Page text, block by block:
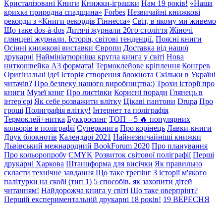
Кристалізовані Книги Книжки-іграшки Нам 19 років! «Наша
крихка природна спадщина» Forbes Незвичайні книжкові
рекорди з «Книги рекордів Гіннесса» Світ, в якому ми живемо
Що таке dos-à-dos Дитячі журнали 20го століття Жіночі
глянцеві журнали. Історія, світові тенденції. Поясні книги
Осінні книжкові виставки Європи Доставка від нашої
друкарні Наймініатюрніша кругла книга у світі Нова
ниткошвейка А3 формата! Термоклейове кріплення Конгрев
Оригінальні ідеї Історія створення блокнота Скільки в Україні
читачів? Про безпеку нашого виробництва:) Трохи історії про
книги Музеї книг Про листівки Корисні поради Глянець в
інтер'єрі Як себе розважити влітку Цікаві пантони Drupa Про
гроші Полиграфія влітку! Інтернет та поліграфія
Термоклей+нитка Буккросинг ТОП – 5 🔥 популярних
кольорів в поліграфії Суперкнига Про корінець Лавки-книги
Друк блокнотів Календарі 2021 Найнезвичайніші книжки
Львівський межнародний BookForum 2020 Про планування
Про кольоропробу CMYK Розвиток світової поліграфії Перші
друкарні Харкова Штанцформа для висічки Як правильно
скласти технічне завдання Що таке трепінг З історії м'якого
палітурки на скобі (тип 1) 5 способів, як захопити дітей
читанням! Найдорожча книга у світі Що таке оверпрінт?
Першій експериментальній друкарні 18 років! 19 ВЕРЕСНЯ